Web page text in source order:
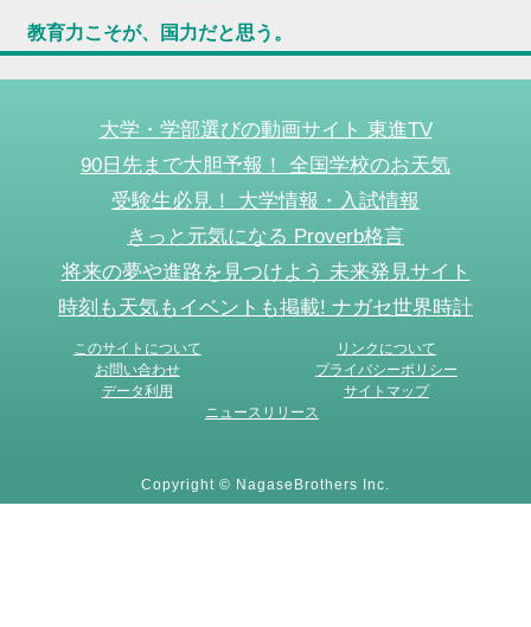
教育力こそが、国力だと思う。
大学・学部選びの動画サイト 東進TV
90日先まで大胆予報！ 全国学校のお天気
受験生必見！ 大学情報・入試情報
きっと元気になる Proverb格言
将来の夢や進路を見つけよう 未来発見サイト
時刻も天気もイベントも掲載! ナガセ世界時計
このサイトについて
リンクについて
お問い合わせ
プライバシーポリシー
データ利用
サイトマップ
ニュースリリース
Copyright © NagaseBrothers Inc.